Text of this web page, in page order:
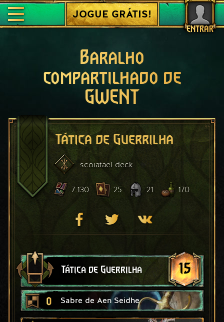
ENTRAR
JOGUE GRÁTIS!
Baralho
compartilhado de
GWENT
Tática de Guerrilha
scoiatael deck
7.130 25 21 170
Tática de Guerrilha 15
0 Sabre de Aen Seidhe